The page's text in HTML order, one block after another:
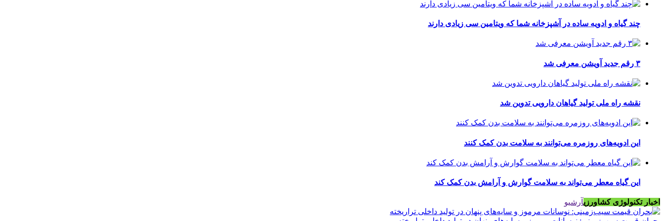
چند گیاه و ادویه ساده در آشپزخانه شما که ویتامین سی زیادی دارند
۳ رقم جدید آویشن معرفی شد
نقشه راه ملی تولید گیاهان دارویی تدوین شد
این ادویه‌های روزمره می‌توانند به سلامت بدن کمک کنند
این گیاه معطر می‌تواند به سلامت گوارش و آرامش بدن کمک کند
اخبار تکنولوژی کشاورزیآرشیو